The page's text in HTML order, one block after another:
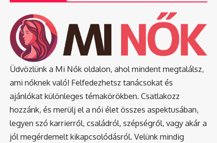
Üdvözlünk a Mi Nők oldalon, ahol mindent megtalálsz,
ami nőknek való! Felfedezhetsz tanácsokat és
ajánlókat különleges témakörökben. Csatlakozz
hozzánk, és merülj el a női élet összes aspektusában,
legyen szó karrierről, családról, szépségről, vagy akár a
jól megérdemelt kikapcsolódásról. Velünk mindig